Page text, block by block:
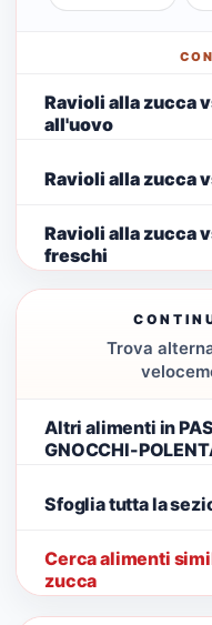
Ravioli alla zucca
all'uovo
Ravioli alla zucca
Ravioli alla zucca
freschi
Trova
Altri alimenti in
GNOCCHI-
Sfoglia tutta la
Cerca alimenti
zucca